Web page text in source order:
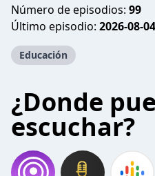
Número de episodios: 99
Último episodio: 2026-08-04
Educación
¿Donde
escuchar?